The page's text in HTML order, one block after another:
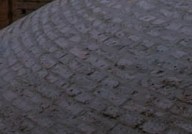
Web en
+30